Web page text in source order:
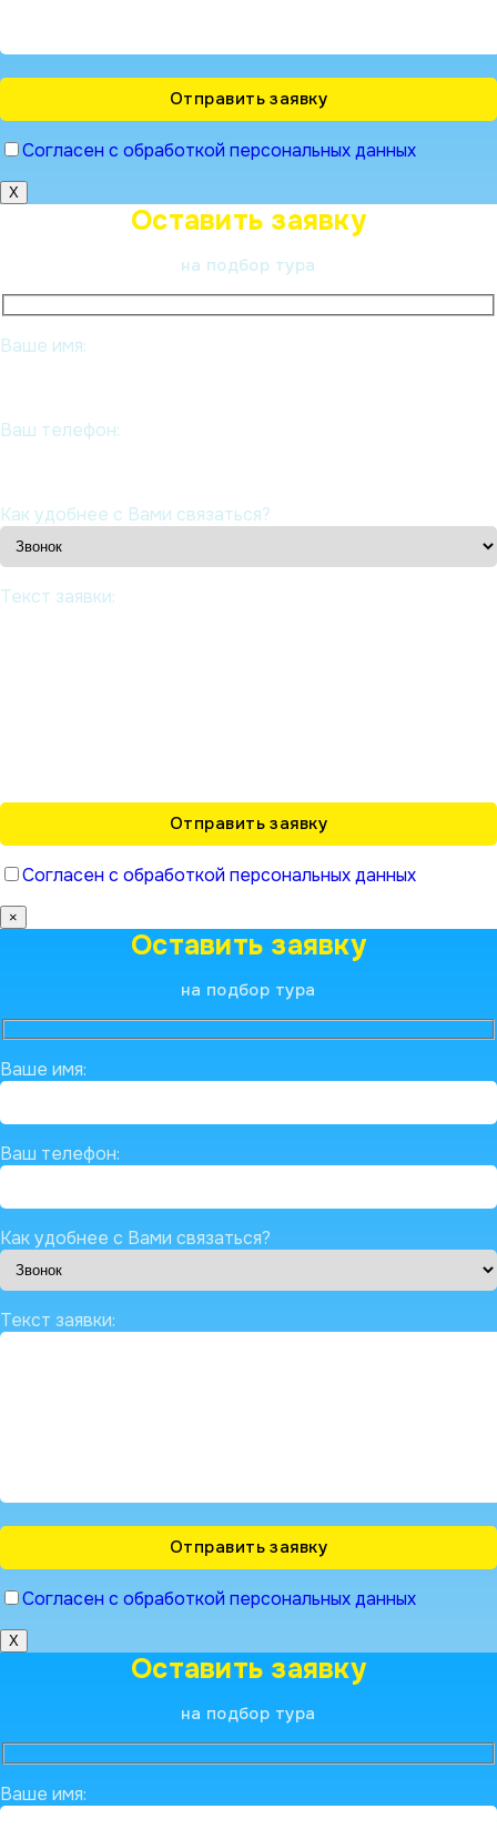
Согласен с обработкой персональных данных
X
Оставить заявку
на подбор тура
Ваше имя:
Ваш телефон:
Как удобнее с Вами связаться?
Текст заявки:
Согласен с обработкой персональных данных
×
Оставить заявку
на подбор тура
Ваше имя:
Ваш телефон:
Как удобнее с Вами связаться?
Текст заявки:
Согласен с обработкой персональных данных
X
Оставить заявку
на подбор тура
Ваше имя: